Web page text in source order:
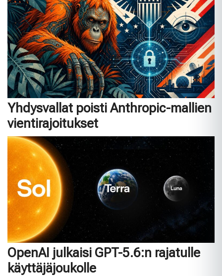
Yhdysvallat poisti Anthropic-mallien
vientirajoitukset
OpenAI julkaisi GPT-5.6:n rajatulle
käyttäjäjoukolle